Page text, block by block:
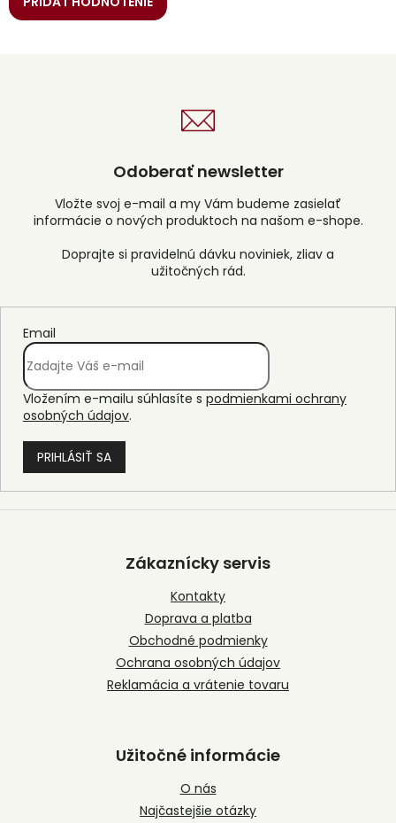
Odoberať newsletter
Vložte svoj e-mail a my Vám budeme zasielať
informácie o nových produktoch na našom e-shope.
Email
Vložením e-mailu súhlasíte s podmienkami ochrany
osobných údajov.
PRIHLÁSIŤ SA
Z
Zákaznícky servis
Kontakty
Doprava a platba
Obchodné podmienky
Ochrana osobných údajov
Reklamácia a vrátenie tovaru
Užitočné informácie
O nás
Najčastejšie otázky